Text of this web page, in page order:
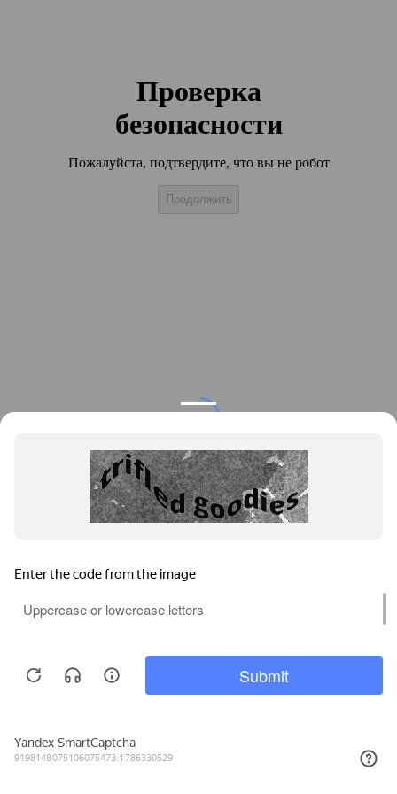
Проверка
безопасности
Пожалуйста, подтвердите, что вы не робот
Продолжить